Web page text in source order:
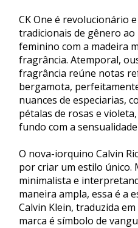
CK One é revolucionário
tradicionais de gênero
feminino com a madeira
fragrância. Atemporal,
fragrância reúne notas
bergamota,
nuances de especiarias,
pétalas de rosas e
fundo com a
O nova-iorquino Calvin
por criar um estilo único.
minimalista e
maneira ampla, essa é a
Calvin Klein, traduzida
marca é símbolo de